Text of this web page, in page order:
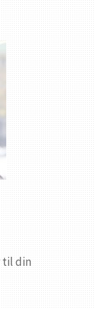
til din